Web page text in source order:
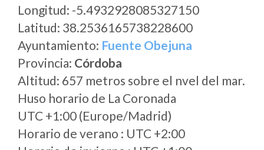
Longitud: -5.4932928085327150
Latitud: 38.2536165738228600
Ayuntamiento: Fuente Obejuna
Provincia: Córdoba
Altitud: 657 metros sobre el nvel del mar.
Huso horario de La Coronada
UTC +1:00 (Europe/Madrid)
Horario de verano : UTC +2:00